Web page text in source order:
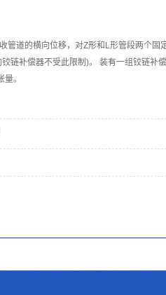
管道的横向位移，对Z形和L形管段两个
链补偿器不受此限制)。 装有一组铰链补
。